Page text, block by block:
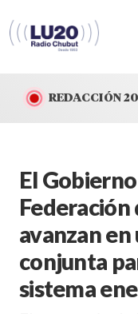
REDACCIÓN 20
El
avanzan en
conjunta
sistema